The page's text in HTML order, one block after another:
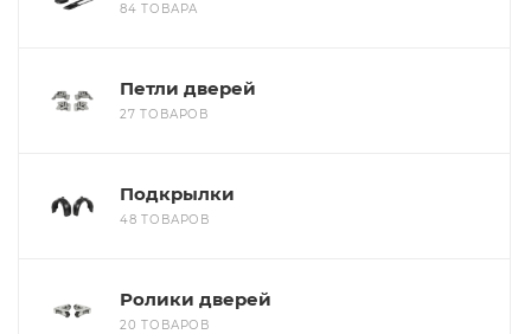
84 ТОВАРА
Петли дверей
27 ТОВАРОВ
Подкрылки
48 ТОВАРОВ
Ролики дверей
20 ТОВАРОВ